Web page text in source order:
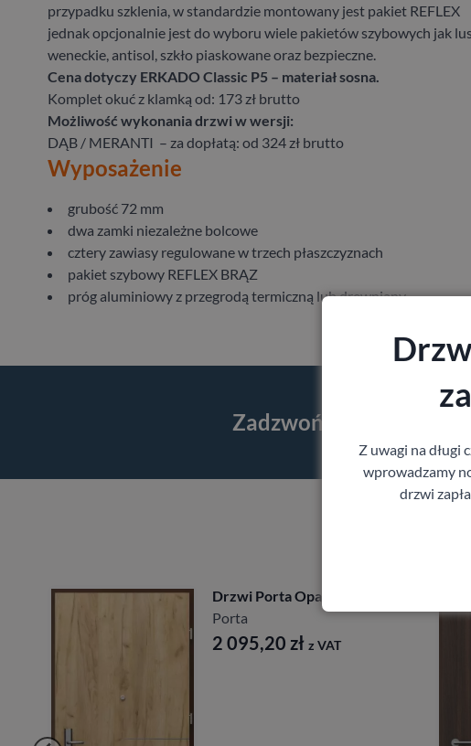
przypadku szklenia, w standardzie montowany jest pakiet REFLEX
jednak opcjonalnie jest do wyboru wiele pakietów szybowych jak
weneckie, antisol, szkło piaskowane oraz bezpieczne.
Cena dotyczy ERKADO Classic P5 – materiał sosna.
Komplet okuć z klamką od: 173 zł brutto
Możliwość wykonania drzwi w wersji:
DĄB / MERANTI – za dopłatą: od 324 zł brutto
Wyposażenie
grubość 72 mm
dwa zamki niezależne bolcowe
cztery zawiasy regulowane w trzech płaszczyznach
pakiet szybowy REFLEX BRĄZ
próg aluminiowy z przegrodą termiczną lub drewniany
Zadzwoń i skorzystaj z
Drzwi Porta Akustyczne
27db
Porta
Z uwagi na długi
wprowadzamy
drzwi